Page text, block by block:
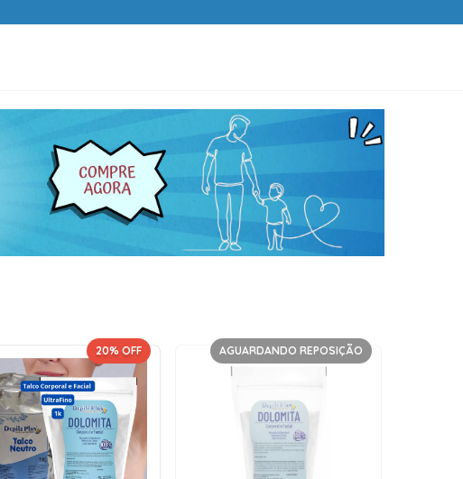
20% OFF AGUARDANDO REPOSIÇÃO